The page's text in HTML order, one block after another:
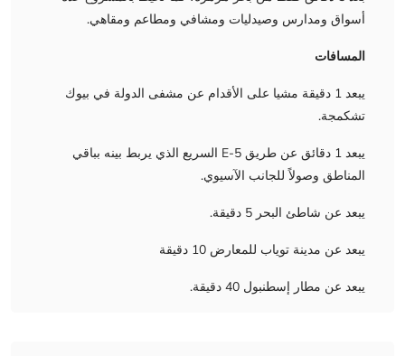
أسواق ومدارس وصيدليات ومشافي ومطاعم ومقاهي.
المسافات
يبعد 1 دقيقة مشيا على الأقدام عن مشفى الدولة في بيوك
تشكمجة.
يبعد 1 دقائق عن طريق E-5 السريع الذي يربط بينه بباقي
المناطق وصولاً للجانب الآسيوي.
يبعد عن شاطئ البحر 5 دقيقة.
يبعد عن مدينة توياب للمعارض 10 دقيقة
يبعد عن مطار إسطنبول 40 دقيقة.